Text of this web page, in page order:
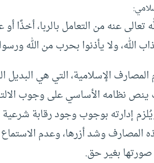
عنه من التعامل بالربا، أخذًا أو
ولا يأذنوا بحرب من الله
الإسلامية، التي هي
نظامه الأساسي على وجوب
إدارته بوجوب وجود رقابة
وشد أزرها، وعدم
بغير حق.